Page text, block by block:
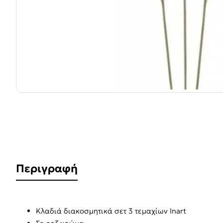
Περιγραφή
Κλαδιά διακοσμητικά σετ 3 τεμαχίων Inart